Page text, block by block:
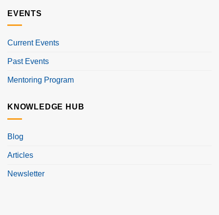
EVENTS
Current Events
Past Events
Mentoring Program
KNOWLEDGE HUB
Blog
Articles
Newsletter